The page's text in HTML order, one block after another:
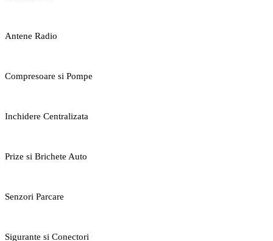
Antene Radio
Compresoare si Pompe
Inchidere Centralizata
Prize si Brichete Auto
Senzori Parcare
Sigurante si Conectori